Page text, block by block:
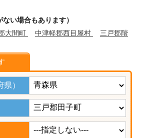
ない場合もあります）
大間町 中津軽郡西目屋村
三戸郡階
）